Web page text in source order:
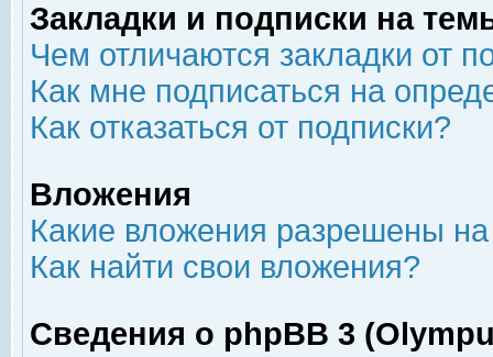
Закладки и подписки на
Чем отличаются закладки от
Как мне подписаться на
Как отказаться от подписки?
Вложения
Какие вложения разрешены
Как найти свои вложения?
Сведения о phpBB 3